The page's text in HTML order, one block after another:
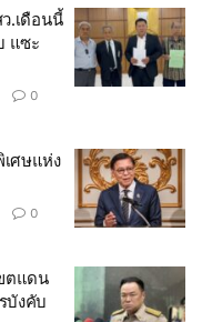
.เดือนนี้
แซะ
0
เศษแห่ง
0
ตแดน
บังคับ